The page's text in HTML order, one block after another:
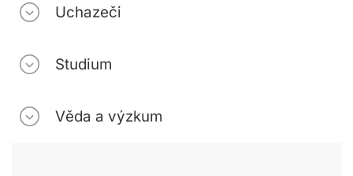
Uchazeči
Studium
Věda a výzkum